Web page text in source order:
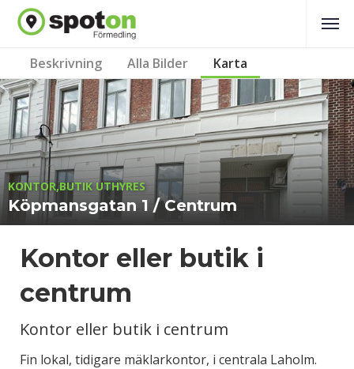
Beskrivning Alla Bilder Karta
KONTOR,BUTIK UTHYRES
Köpmansgatan 1 / Centrum
Kontor eller butik i
centrum
Kontor eller butik i centrum
Fin lokal, tidigare mäklarkontor, i centrala Laholm.